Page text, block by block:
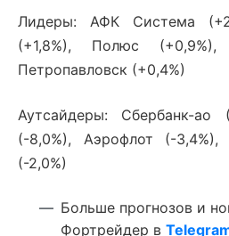
Лидеры: АФК Система
(+1,8%), Полюс (+0,9%),
Петропавловск (+0,4%)
Аутсайдеры: Сбербанк-ао
(-8,0%), Аэрофлот (-
(-2,0%)
Больше прогнозов и
Фортрейдер в